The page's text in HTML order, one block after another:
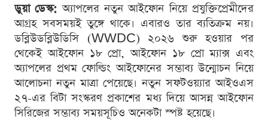
ডুয়া ডেস্ক: অ্যাপলের নতুন আইফোন নিয়ে প্রযুক্তিপ্রেমীদের
আগ্রহ সবসময়ই তুঙ্গে থাকে। এবারও তার ব্যতিক্রম নয়।
ডব্লিউডব্লিউডিসি (WWDC) ২০২৬ শুরু হওয়ার পর
থেকেই আইফোন ১৮ প্রো, আইফোন ১৮ প্রো ম্যাক্স এবং
অ্যাপলের প্রথম ফোল্ডিং আইফোনের সম্ভাব্য উন্মোচন নিয়ে
আলোচনা নতুন মাত্রা পেয়েছে। নতুন সফটওয়্যার আইওএস
২৭-এর বিটা সংস্করণ প্রকাশের মধ্য দিয়ে আসন্ন আইফোন
সিরিজের সম্ভাব্য সময়সূচিও অনেকটা স্পষ্ট হয়েছে।